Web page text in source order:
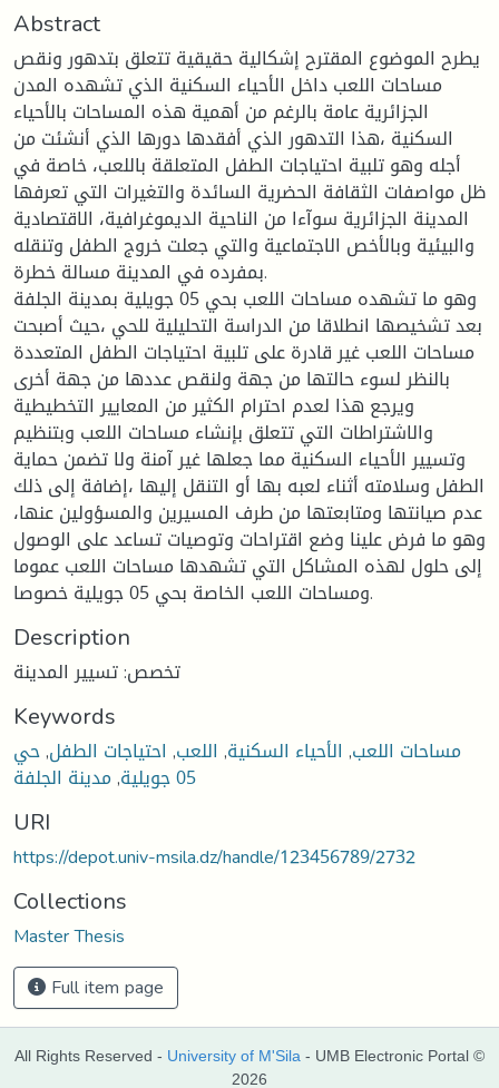
Abstract
يطرح الموضوع المقترح إشكالية حقيقية تتعلق بتدهور ونقص
مساحات اللعب داخل الأحياء السكنية الذي تشهده المدن
الجزائرية عامة بالرغم من أهمية هذه المساحات بالأحياء
السكنية ،هذا التدهور الذي أفقدها دورها الذي أنشئت من
أجله وهو تلبية احتياجات الطفل المتعلقة باللعب، خاصة في
ظل مواصفات الثقافة الحضرية السائدة والتغيرات التي تعرفها
المدينة الجزائرية سوآءا من الناحية الديموغرافية، الاقتصادية
والبيئية وبالأخص الاجتماعية والتي جعلت خروج الطفل وتنقله
بمفرده في المدينة مسالة خطرة.
وهو ما تشهده مساحات اللعب بحي 05 جويلية بمدينة الجلفة
بعد تشخيصها انطلاقا من الدراسة التحليلية للحي ،حيث أصبحت
مساحات اللعب غير قادرة على تلبية احتياجات الطفل المتعددة
بالنظر لسوء حالتها من جهة ولنقص عددها من جهة أخرى
ويرجع هذا لعدم احترام الكثير من المعايير التخطيطية
والاشتراطات التي تتعلق بإنشاء مساحات اللعب وبتنظيم
وتسيير الأحياء السكنية مما جعلها غير آمنة ولا تضمن حماية
الطفل وسلامته أثناء لعبه بها أو التنقل إليها ،إضافة إلى ذلك
عدم صيانتها ومتابعتها من طرف المسيرين والمسؤولين عنها،
وهو ما فرض علينا وضع اقتراحات وتوصيات تساعد على الوصول
إلى حلول لهذه المشاكل التي تشهدها مساحات اللعب عموما
ومساحات اللعب الخاصة بحي 05 جويلية خصوصا.
Description
تخصص: تسيير المدينة
Keywords
مساحات اللعب, الأحياء السكنية, اللعب, احتياجات الطفل,حي
05 جويلية ,مدينة الجلفة
URI
https://depot.univ-msila.dz/handle/123456789/2732
Collections
Master Thesis
Full item page
All Rights Reserved - University of M'Sila - UMB Electronic Portal ©
2026